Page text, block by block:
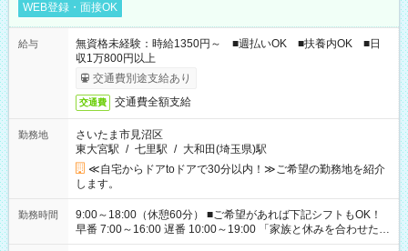
WEB登録・面接OK
給与
無資格未経験：時給1350円～ ■週払いOK ■扶養内OK ■日
収1万800円以上
交通費別途支給あり
交通費 交通費全額支給
勤務地
さいたま市見沼区
東大宮駅 / 七里駅 / 大和田(埼玉県)駅
≪自宅からドアtoドアで30分以内！≫ご希望の勤務地を紹介
します。
勤務時間
9:00～18:00（休憩60分） ■ご希望があれば下記シフトもOK！
早番 7:00～16:00 遅番 10:00～19:00 「家族と休みを合わせた
い」 「余裕を持って夕飯の準備がしたい」 「できれば残業はし